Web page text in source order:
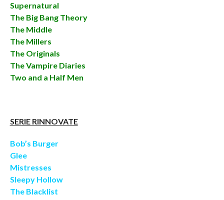
Supernatural
The Big Bang Theory
The Middle
The Millers
The Originals
The Vampire Diaries
Two and a Half Men
SERIE RINNOVATE
Bob’s Burger
Glee
Mistresses
Sleepy Hollow
The Blacklist